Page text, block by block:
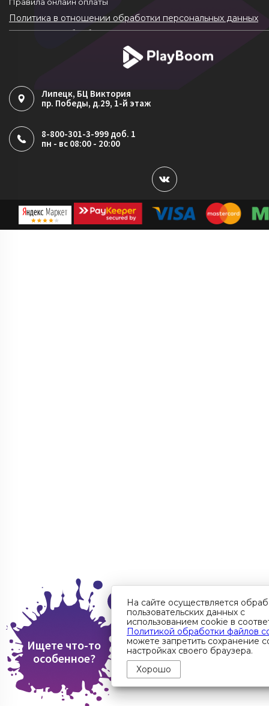
Политика в отношении обработки персональных данных
Согласие на обработку ПДн
Политика обработки файлов cookie
Липецк, БЦ Виктория
пр. Победы, д.29, 1-й этаж
8-800-301-3-999 доб. 1
пн - вс 08:00 - 20:00
Ищете что-то
особенное?
На сайте осуществляется
пользовательских данных с
использованием cookie в
Политикой обработки файлов
можете запретить сохранение
настройках своего браузера.
Хорошо